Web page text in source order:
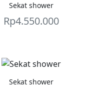
Sekat shower
Rp4.550.000
Sekat shower